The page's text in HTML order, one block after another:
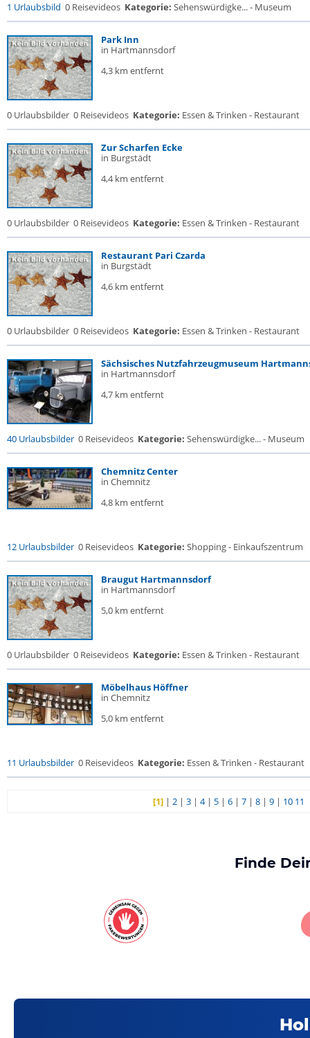
1 Urlaubsbild 0 Reisevideos Kategorie: Sehenswürdigke... - Museum
Park Inn
in Hartmannsdorf
4,3 km entfernt
0 Urlaubsbilder 0 Reisevideos Kategorie: Essen & Trinken - Restaurant
Zur Scharfen Ecke
in Burgstädt
4,4 km entfernt
0 Urlaubsbilder 0 Reisevideos Kategorie: Essen & Trinken - Restaurant
Restaurant Pari Czarda
in Burgstädt
4,6 km entfernt
0 Urlaubsbilder 0 Reisevideos Kategorie: Essen & Trinken - Restaurant
Sächsisches Nutzfahrzeugmuseum
in Hartmannsdorf
4,7 km entfernt
40 Urlaubsbilder 0 Reisevideos Kategorie: Sehenswürdigke... - Museum
Chemnitz Center
in Chemnitz
4,8 km entfernt
12 Urlaubsbilder 0 Reisevideos Kategorie: Shopping - Einkaufszentrum
Braugut Hartmannsdorf
in Hartmannsdorf
5,0 km entfernt
0 Urlaubsbilder 0 Reisevideos Kategorie: Essen & Trinken - Restaurant
Möbelhaus Höffner
in Chemnitz
5,0 km entfernt
11 Urlaubsbilder 0 Reisevideos Kategorie: Essen & Trinken - Restaurant
[1] |2 |3 |4| 5 |6 |7 |8 |9 | 10 11
Finde